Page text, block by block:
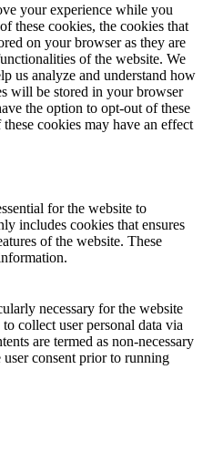
your experience while you
these cookies, the cookies that
on your browser as they are
of the website. We
us analyze and understand how
will be stored in your browser
the option to opt-out of these
cookies may have an effect
for the website to
includes cookies that ensures
of the website. These
necessary for the website
collect user personal data via
are termed as non-necessary
consent prior to running